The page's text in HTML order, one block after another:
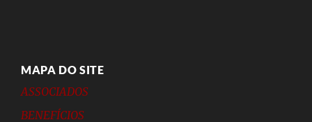
MAPA DO SITE
ASSOCIADOS
BENEFÍCIOS